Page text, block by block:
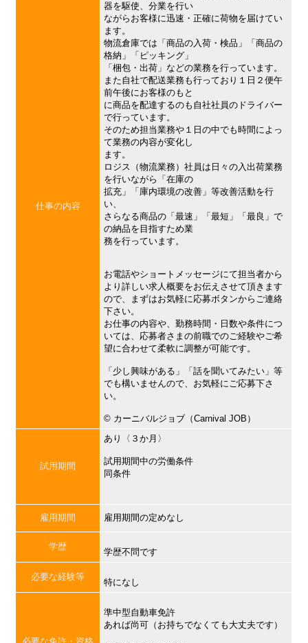
仕事の内容
器を駆使、分業を行い
ながらお客様に迅速・正確に荷物を届けてい
ます。
物流倉庫では「商品の入荷・検品」「商品の
格納」「ピッキング」
「梱包・出荷」などの業務を行っています。
また自社で配送業務も行っており１日２便午
前午後にお客様のもと
に商品を配達するのも自社社員のドライバー
で行っています。
そのため担当業務や１日の中でも時間によっ
て業務の内容が変化し
ます。
ロジス（物流業務）社員は日々の入出荷業務
を行いながら「在庫の
拡充」「庫内環境の改善」等改善活動を行
い、
さらなる商品の「最速」「最短」「最良」で
の納品を目指すため業
務を行っています。
お電話やショートメッセージにて担当者から
より詳しい求人概要をお伝えさせて頂きます
ので、まずはお気軽に応募ボタンからご連絡
下さい。
お仕事の内容や、勤務時間・日数や条件につ
いては、応募者さまの前職でのご経験やご希
望に合わせて柔軟に調整が可能です。
「少し興味がある」「話を聞いてみたい」等
でも構いませんので、お気軽にご応募下さ
い。
©︎ カーニバルジョブ（Carnival JOB）
試用期間
あり〈３か月〉
試用期間中の労働条件
同条件
雇用期間 雇用期間の定めなし
学歴
学歴不問です
必要な経験等
特になし
準中型自動車免許
あれば尚可（お持ちでなくても大丈夫です）